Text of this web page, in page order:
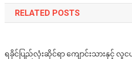
RELATED POSTS
ရခိုင်ပြည်လုံးဆိုင်ရာ ကျောင်းသားနှင့် လူင